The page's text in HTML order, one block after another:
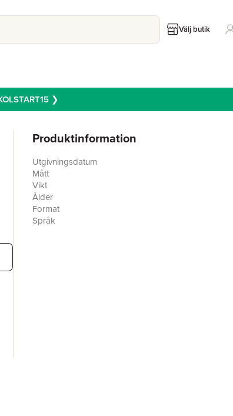
Välj butik
❯
Produktinformation
Utgivningsdatum
Mått
Vikt
Ålder
Format
Språk